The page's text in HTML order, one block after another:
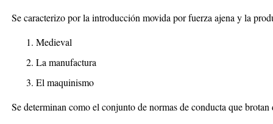
Se caracterizo por la introducción movida por fuerza ajena y la
Medieval
La manufactura
El maquinismo
Se determinan como el conjunto de normas de conducta que